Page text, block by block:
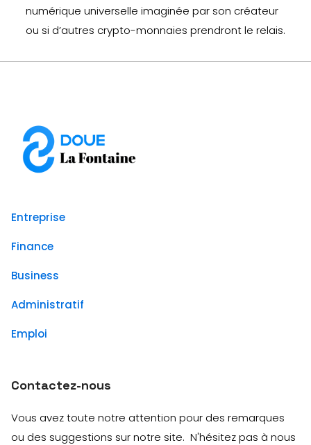
numérique universelle imaginée par son créateur
ou si d’autres crypto-monnaies prendront le relais.
Entreprise
Finance
Business
Administratif
Emploi
Contactez-nous
Vous avez toute notre attention pour des remarques
ou des suggestions sur notre site. N'hésitez pas à nous